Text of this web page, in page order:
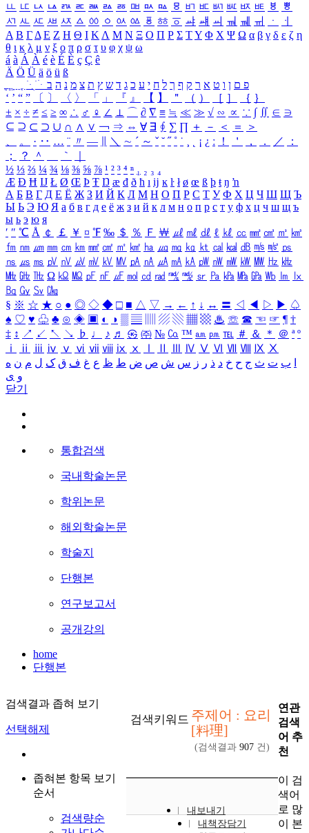
ㅥ ㅦ ㅧ ㅨ ㅩ ㅪ ㅫ ㅬ ㅭ ㅮ ㅯ ㅰ ㅱ ㅲ ㅳ ㅴ ㅵ ㅶ ㅷ ㅸ
ㅹ
ㅺ ㅻ ㅼ ㅽ ㅾ ㅿ ㆀ ㆁ ㆂ ㆃ ㆄ ㆅ ㆆ ㆇ ㆈ ㆉ ㆊ ㆋ ㆌ ㆍ
ㆎ
Α Β ΓΔ Ε Ζ Η Θ Ι ΚΛ Μ Ν Ξ Ο Π Ρ Σ ΤΥ Φ Χ Ψ Ω α β γ δ ε ζ η
θ ι κ λ μ ν ξ ο π ρ σ τ υ φ χ ψ ω
á à Á À é è É È ç Ç ê
Ä Ö Ü ä ö ü ß
ִֶֹ ֻּ ׁׂ פ ם ן ו ט א ר ק ף ך ל ח י ע כ ג ד ש ץ ת צ מ נ ה ב
‘ ’ “ ” 〔 〕 〈 〉 「 」 『 』 【 】 ＂ （ ） ［ ］ ｛ ｝
± × ÷ ≠ ≤ ≥ ∞ ∴ ♂ ♀ ∠ ⊥ ⌒ ∂ ∇ ≡ ≒ ≪ ≫ √ ∽ ∝ ∵ ∫ ∬ ∈ ∋
⊆ ⊇ ⊂ ⊃ ∪ ∩ ∧ ∨ ￢ ⇒ ⇔ ∀ ∃ ∮ ∑ ∏ ＋ － ＜ ＝
＞
、
。 · ‥ … ¨ 〃 ― ＼ ∼ ´ ～ ˇ ˘ ˝ ˚ ˙ ¸ ¡ ¿ ː ！ ＇ ， ． ／
：
；
？ ＾ ｀
½ ⅓ ⅔ ¼ ¾ ⅛ ⅜ ⅝ ⅞ ¹ ² ³ ⁴ ⁿ ₁ ₂ ₃ ₄
Æ Ð Ħ Ĳ Ł Ø Œ Þ Ŧ Ŋ æ đ ð ħ ı ĳ ĸ ŀ ł ø œ ß þ ŧ ŋ ŉ
А Б В Г Д Е Ё Ж З И Й К Л М Н О П Р С Т У Ф Х Ц Ч Ш Щ Ъ
Ы Ь Э Ю Я а б в г д е ё ж з и й к л м н о п р с т у ф х ц ч ш щ ъ
ы ь э ю я
′ ″ ℃ Å ￠ ￡ ￥ ¤ ℉ ‰ ＄ ％ Ｆ ￦ ㎕ ㎖ ㎗ ℓ ㎘ ㏄ ㎣ ㎤ ㎥ ㎦
㎙ ㎚ ㎛ ㎜ ㎝ ㎞ ㎟ ㎠ ㎡ ㎢ ㏊ ㎍ ㎎ ㎏ ㏏ ㎈ ㎉ ㏈ ㎧ ㎨ ㎰
㎱ ㎲ ㎳ ㎴ ㎵ ㎶ ㎷ ㎸ ㎹ ㎀ ㎁ ㎂ ㎃ ㎄ ㎺ ㎻ ㎽ ㎾ ㎿ ㎐ ㎑
㎒ ㎓ ㎔ Ω ㏀ ㏁ ㎊ ㎋ ㎌ ㏖ ㏅ ㎭ ㎮ ㎯ ㏛ ㎩ ㎪ ㎫ ㎬ ㏝ ㏐
㏓
㏃ ㏉ ㏜ ㏆
§ ※ ☆ ★ ○ ● ◎ ◇ ◆ □ ■ △ ▽ → ← ↑ ↓ ↔ 〓 ◁ ◀ ▷ ▶ ♤
♠ ♡ ♥ ♧ ♣ ⊙ ◈ ▣ ◐ ◑ ▒ ▤ ▨ ▧ ▦ ▩ ♨ ☏ ☎ ☜ ☞ ¶ †
‡ ↕ ↗ ↙ ↖ ↘ ♭ ♩ ♪ ♬ ㉿ ㈜ № ㏇ ™ ㏂ ㏘ ℡ ＃ ＆ ＊ ＠ ª º
ⅰ
ⅱ ⅲ ⅳ ⅴ ⅵ ⅶ ⅷ ⅸ ⅹ Ⅳ Ⅴ Ⅵ Ⅶ Ⅷ Ⅸ Ⅹ
ب ت ث ج ح خ د ذ ر ز س ش ص ض ط ظ ع غ ف ق ک ل م ن ه
و ی
닫기
통합검색
국내학술논문
학위논문
해외학술논문
학술지
단행본
연구보고서
공개강의
home
단행본
검색결과 좁혀 보기
선택해제
좁혀본 항목 보기
순서
검색량순
검색키워드 주제어 : 요리
[料理]
(검색결과 907 건)
내보내기
내책장담기
연관
검색
어 추
천
이 검
색어
로 많
이 본